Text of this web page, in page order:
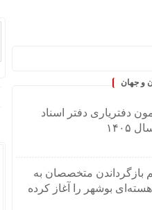
و جهان
دفتریاری دفتر اسناد
بازگرداندن متخصصان به
هسته‌ای بوشهر را آغاز کرده